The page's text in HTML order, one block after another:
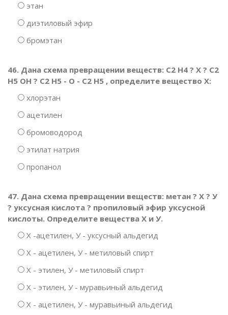
этан
диэтиловый эфир
бромэтан
46. Дана схема превращении веществ: С2 Н4 ? Х ? С2
Н5 ОН ? С2 Н5 - О - С2 Н5 , определите вещество Х:
хлорэтан
ацетилен
бромоводород
этилат натрия
пропанол
47. Дана схема превращении веществ: метан ? Х ? У
? уксусная кислота ? пропиловый эфир уксусной
кислоты. Определите вещества Х и У.
Х -ацетилен, У - уксусный альдегид
Х - ацетилен, У - метиловый спирт
Х - этилен, У - метиловый спирт
Х - этилен, У - муравьиный альдегид
Х - ацетилен, У - муравьиный альдегид